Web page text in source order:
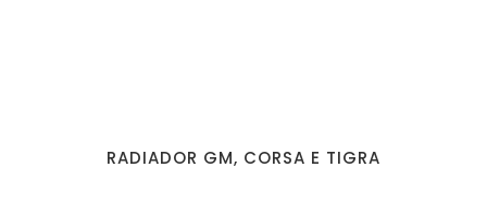
RADIADOR GM, CORSA E TIGRA